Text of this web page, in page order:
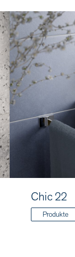
Chic 22
Produkte